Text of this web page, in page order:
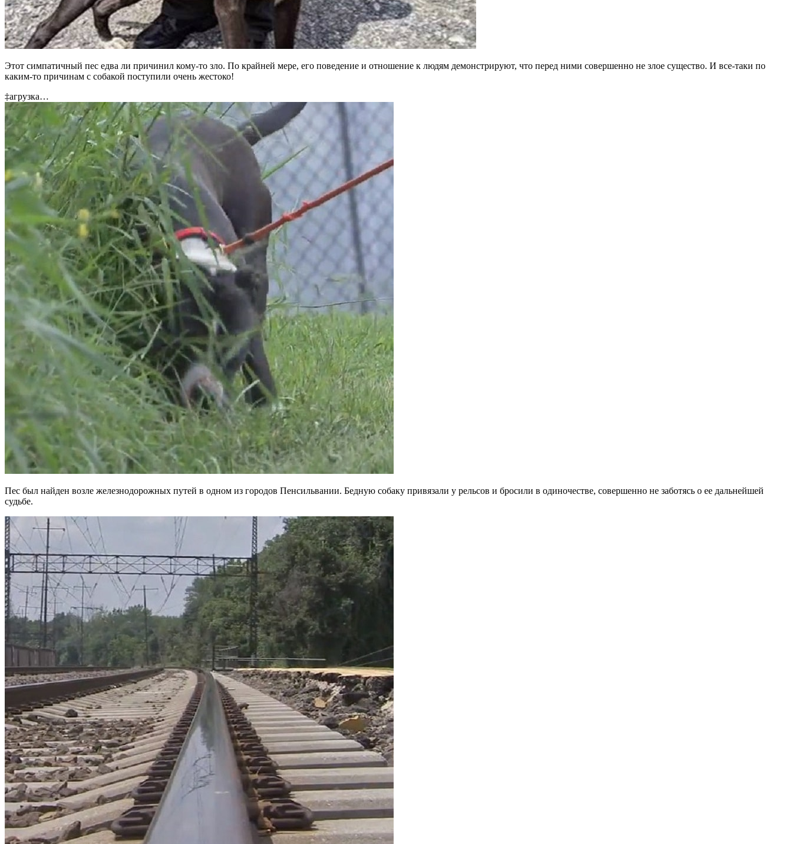
Этот симпатичный пес едва ли причинил кому-то зло. По крайней мере, его поведение и отношение к людям демонстрируют, что перед ними совершенно не злое существо. И все-таки по
каким-то причинам с собакой поступили очень жестоко!
‡агрузка…
Пес был найден возле железнодорожных путей в одном из городов Пенсильвании. Бедную собаку привязали у рельсов и бросили в одиночестве, совершенно не заботясь о ее дальнейшей
судьбе.